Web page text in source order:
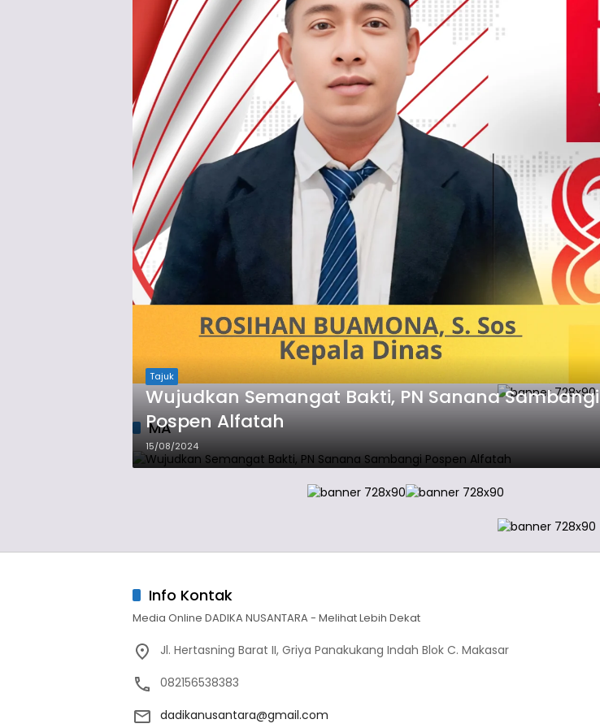
MA
Tajuk
Wujudkan Semangat Bakti, PN Sanana Sambangi
Pospen Alfatah
15/08/2024
Info Kontak
Media Online DADIKA NUSANTARA - Melihat Lebih Dekat
Jl. Hertasning Barat II, Griya Panakukang Indah Blok C. Makasar
082156538383
dadikanusantara@gmail.com